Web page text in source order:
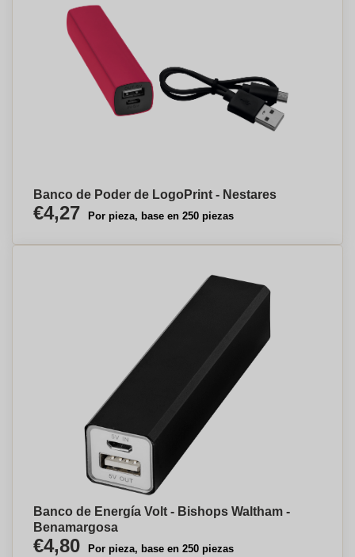
Banco de Poder de LogoPrint - Nestares
€4,27 Por pieza, base en 250 piezas
Banco de Energía Volt - Bishops Waltham -
Benamargosa
€4,80 Por pieza, base en 250 piezas